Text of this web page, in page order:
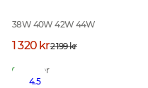
38W 40W 42W 44W
1 320 kr2 199 kr
På lager
4.5